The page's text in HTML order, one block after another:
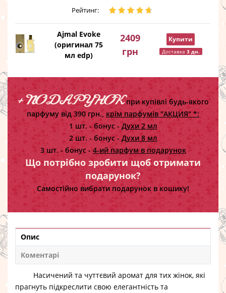
Рейтинг:
Ajmal Evoke
(оригинал 75
мл edp)
2409
грн
Купити
Доставка 3 дн.
+ ПОДАРУНОКпри купівлі будь-якого
парфуму від 390 грн., крім парфумів "АКЦИЯ" *:
1 шт. - бонус - Духи 2 мл
2 шт. - бонус -Духи 8 мл
3 шт. - бонус -4-ий парфум в подарунок
Що потрібно зробити щоб отримати
подарунок?
Самостійно вибрати подарунок в кошику!
Опис
Коментарі
Насичений та чуттєвий аромат для тих жінок, які
прагнуть підкреслити свою елегантність та